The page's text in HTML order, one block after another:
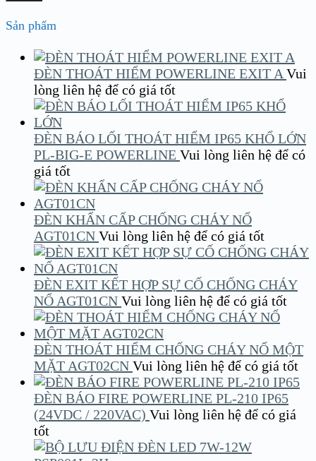
Sản phẩm
ĐÈN THOÁT HIỂM POWERLINE EXIT A Vui
lòng liên hệ để có giá tốt
ĐÈN BÁO LỐI THOÁT HIỂM IP65 KHỔ LỚN
PL-BIG-E POWERLINE Vui lòng liên hệ để có
giá tốt
ĐÈN KHẨN CẤP CHỐNG CHÁY NỔ
AGT01CN Vui lòng liên hệ để có giá tốt
ĐÈN EXIT KẾT HỢP SỰ CỐ CHỐNG CHÁY
NỔ AGT01CN Vui lòng liên hệ để có giá tốt
ĐÈN THOÁT HIỂM CHỐNG CHÁY NỔ MỘT
MẶT AGT02CN Vui lòng liên hệ để có giá tốt
ĐÈN BÁO FIRE POWERLINE PL-210 IP65
(24VDC / 220VAC) Vui lòng liên hệ để có giá
tốt